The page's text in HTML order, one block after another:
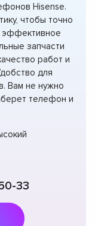
Hisense.
чтобы точно
эффективное
запчасти
работ и
для
Вам не нужно
телефон и
33